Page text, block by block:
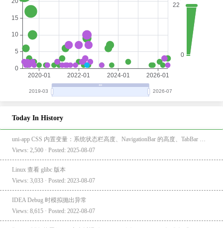
Today In History
Views: 2,500 · Posted: 2025-08-07
Linux 查看 glibc 版本
Views: 3,033 · Posted: 2023-08-07
IDEA Debug 时模拟抛出异常
Views: 8,615 · Posted: 2022-08-07